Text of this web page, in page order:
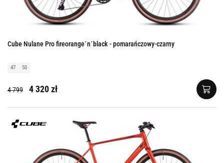
Cube Nulane Pro fireorange´n´black - pomarańczowy-czarny
47 50
4 799 4 320 zł